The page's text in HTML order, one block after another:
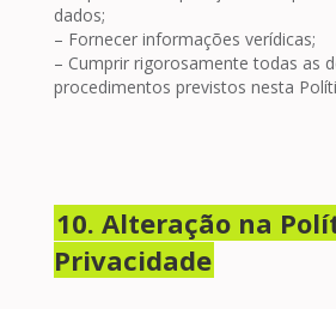
dados;
– Fornecer informações verídicas;
– Cumprir rigorosamente todas as
procedimentos previstos nesta
10. Alteração na
Privacidade